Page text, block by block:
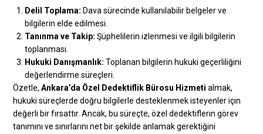
Delil Toplama: Dava sürecinde kullanılabilir belgeler ve
bilgilerin elde edilmesi.
Tanınma ve Takip: Şüphelilerin izlenmesi ve ilgili bilgilerin
toplanması.
Hukuki Danışmanlık: Toplanan bilgilerin hukuki geçerliliğini
değerlendirme süreçleri.
Özetle,Ankara’da Özel Dedektiflik Bürosu Hizmeti almak,
hukuki süreçlerde doğru bilgilerle desteklenmek isteyenler için
değerli bir fırsattır. Ancak, bu süreçte, özel dedektiflerin görev
tanımını ve sınırlarını net bir şekilde anlamak gerektiğini